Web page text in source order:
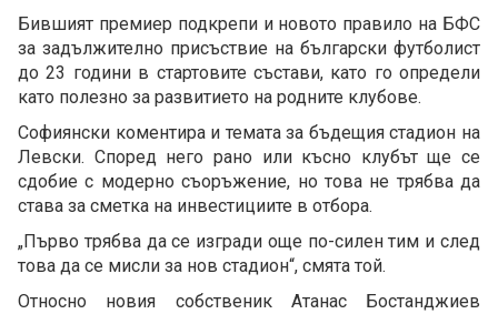
Бившият премиер подкрепи и новото правило на БФС
за задължително присъствие на български футболист
до 23 години в стартовите състави, като го определи
като полезно за развитието на родните клубове.
Софиянски коментира и темата за бъдещия стадион на
Левски. Според него рано или късно клубът ще се
сдобие с модерно съоръжение, но това не трябва да
става за сметка на инвестициите в отбора.
„Първо трябва да се изгради още по-силен тим и след
това да се мисли за нов стадион“, смята той.
Относно новия собственик Атанас Бостанджиев